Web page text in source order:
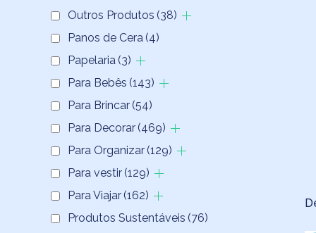
Outros Produtos (38)
Panos de Cera (4)
Papelaria (3)
Para Bebês (143)
Para Brincar (54)
Para Decorar (469)
Para Organizar (129)
Para vestir (129)
Para Viajar (162)
Produtos Sustentáveis (76)